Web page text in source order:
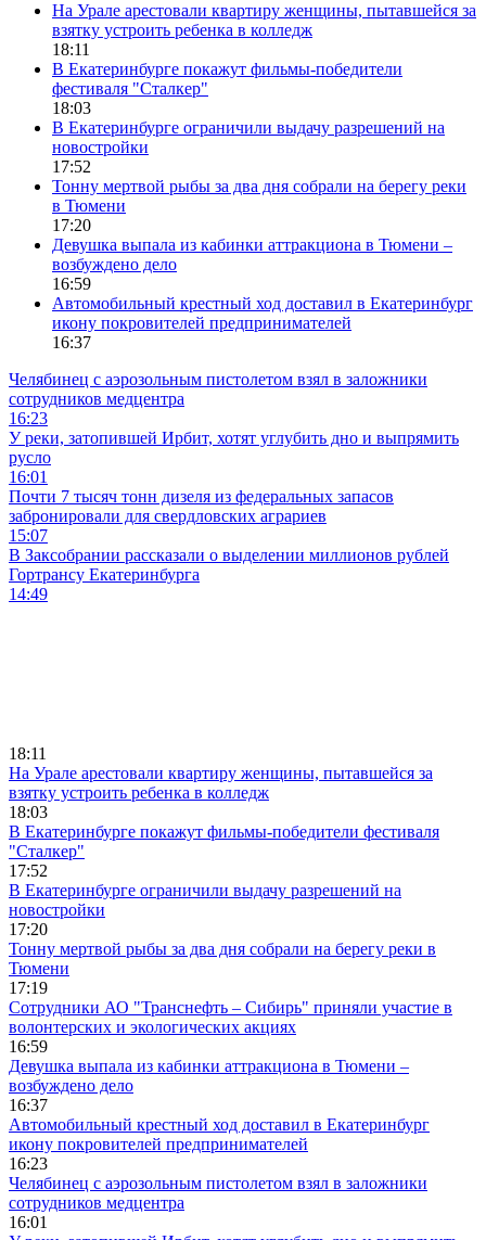
На Урале арестовали квартиру женщины, пытавшейся за
взятку устроить ребенка в колледж
18:11
В Екатеринбурге покажут фильмы-победители
фестиваля "Сталкер"
18:03
В Екатеринбурге ограничили выдачу разрешений на
новостройки
17:52
Тонну мертвой рыбы за два дня собрали на берегу реки
в Тюмени
17:20
Девушка выпала из кабинки аттракциона в Тюмени –
возбуждено дело
16:59
Автомобильный крестный ход доставил в Екатеринбург
икону покровителей предпринимателей
16:37
Челябинец с аэрозольным пистолетом взял в заложники
сотрудников медцентра
16:23
У реки, затопившей Ирбит, хотят углубить дно и выпрямить
русло
16:01
Почти 7 тысяч тонн дизеля из федеральных запасов
забронировали для свердловских аграриев
15:07
В Заксобрании рассказали о выделении миллионов рублей
Гортрансу Екатеринбурга
14:49
18:11
На Урале арестовали квартиру женщины, пытавшейся за
взятку устроить ребенка в колледж
18:03
В Екатеринбурге покажут фильмы-победители фестиваля
"Сталкер"
17:52
В Екатеринбурге ограничили выдачу разрешений на
новостройки
17:20
Тонну мертвой рыбы за два дня собрали на берегу реки в
Тюмени
17:19
Сотрудники АО "Транснефть – Сибирь" приняли участие в
волонтерских и экологических акциях
16:59
Девушка выпала из кабинки аттракциона в Тюмени –
возбуждено дело
16:37
Автомобильный крестный ход доставил в Екатеринбург
икону покровителей предпринимателей
16:23
Челябинец с аэрозольным пистолетом взял в заложники
сотрудников медцентра
16:01